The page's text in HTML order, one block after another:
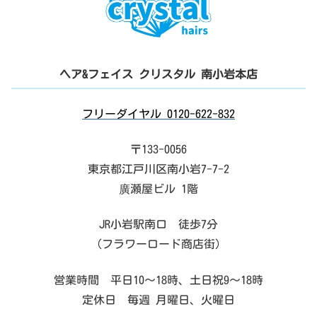
ヘア&フェイス クリスタル 南小岩本店
フリーダイヤル 0120-622-832
〒133-0056
東京都江戸川区南小岩7-7-2
廣瀬屋ビル 1階
JR小岩駅南口 徒歩7分
（フラワーロード商店街）
営業時間 平日10～18時、土日祝9～18時
定休日 毎週 月曜日、火曜日